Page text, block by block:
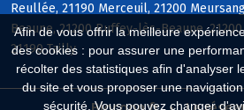
Afin de vous offrir la meilleure
des cookies : pour assurer une
récolter des statistiques afin d'analyser
du site et vous proposer une
sécurité. Vous pouvez changer
Reullée, 21190 Merceuil, 21200
Beaune, 21200 Ruffey-lès-Beaune,
21190 Tailly